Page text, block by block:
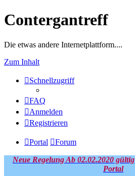
Contergantreff
Die etwas andere Internetplattform....
Zum Inhalt
Schnellzugriff
FAQ
Anmelden
Registrieren
Portal Forum
Neue Regelung Ab 02.02.2020
Portal